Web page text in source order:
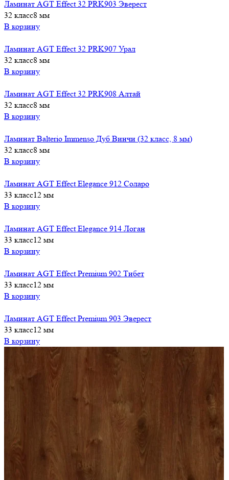
Ламинат AGT Effect 32 PRK903 Эверест
32 класс8 мм
В корзину
Ламинат AGT Effect 32 PRK907 Урал
32 класс8 мм
В корзину
Ламинат AGT Effect 32 PRK908 Алтай
32 класс8 мм
В корзину
Ламинат Balterio Immenso Дуб Винчи (32 класс, 8 мм)
32 класс8 мм
В корзину
Ламинат AGT Effect Elegance 912 Соларо
33 класс12 мм
В корзину
Ламинат AGT Effect Elegance 914 Логан
33 класс12 мм
В корзину
Ламинат AGT Effect Premium 902 Тибет
33 класс12 мм
В корзину
Ламинат AGT Effect Premium 903 Эверест
33 класс12 мм
В корзину